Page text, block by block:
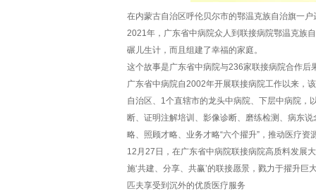
在内蒙古自治区呼伦贝尔市的鄂温克族自治旗一
2021年，广东省中病院众人到联接病院鄂温克族
碾儿生计，而且组建了幸福的家庭。
这个故事是广东省中病院与236家联接病院合作后
广东省中病院自2002年开展联接病院工作以来，
自治区、1个直辖市的龙头中病院、下层中病院，
断、证明注解培训、影像诊断、磨练检测、病东
略、照顾才略、业务才略“六个擢升”，推动医疗
12月27日，在广东省中病院联接病院高质料发展
施‘共建、分享、共赢’的联接愿景，戮力于擢升
匹夫享受到沉外的优质医疗服务